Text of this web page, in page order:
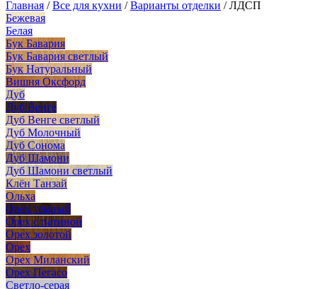
Главная /Все для кухни /Варианты отделки /ЛДСП
Бежевая
Белая
Бук Бавария
Бук Бавария светлый
Бук Натуральный
Вишня Оксфорд
Дуб
Дуб Венге
Дуб Венге светлый
Дуб Молочный
Дуб Сонома
Дуб Шамони
Дуб Шамони светлый
Клён Танзай
Ольха
Орех темный
Орех с патиной
Орех золотой
Орех
Орех Миланский
Орех Пегасо
Светло-серая